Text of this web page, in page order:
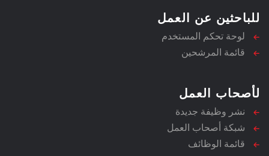
للباحثين عن العمل
لوحة تحكم المستخدم
قائمة المرشحين
لأصحاب العمل
نشر وظيفة جديدة
شبكة أصحاب العمل
قائمة الوظائف